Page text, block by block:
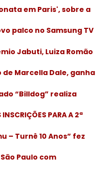
em Paris', sobre a
palco no Samsung TV
Jabuti, Luiza Romão
de Marcella Dale, ganha
“Billdog” realiza
PARA A 2ª
– Turnê 10 Anos” fez
Paulo com